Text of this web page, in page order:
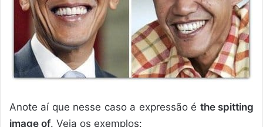
Anote aí que nesse caso a expressão é the spitting
image of. Veja os exemplos: